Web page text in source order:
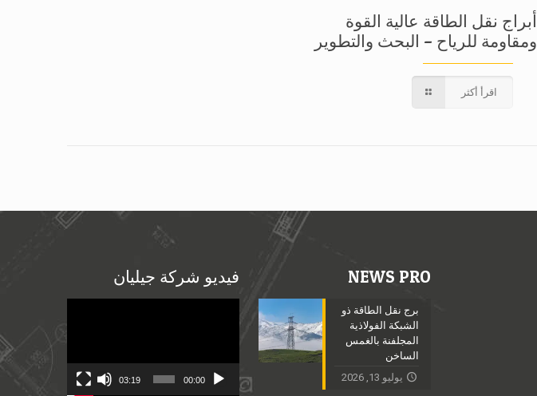
أبراج نقل الطاقة عالية القوة
ومقاومة للرياح – البحث والتطوير
اقرأ أكثر
NEWS PRO
برج نقل الطاقة ذو
الشبكة الفولاذية
المجلفنة بالغمس
الساخن
يوليو 13, 2026
فيديو شركة جيليان
00:00
03:19